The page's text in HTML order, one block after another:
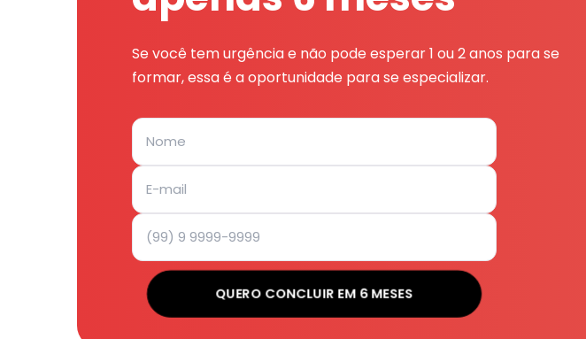
Se você tem urgência e não pode esperar 1 ou 2 anos para se
formar, essa é a oportunidade para se especializar.
QUERO CONCLUIR EM 6 MESES